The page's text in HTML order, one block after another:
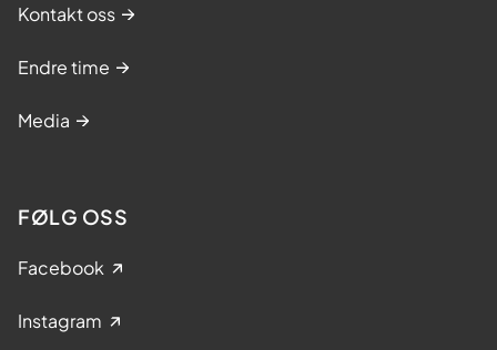
Kontakt oss
Endre time
Media
FØLG OSS
Facebook
Instagram